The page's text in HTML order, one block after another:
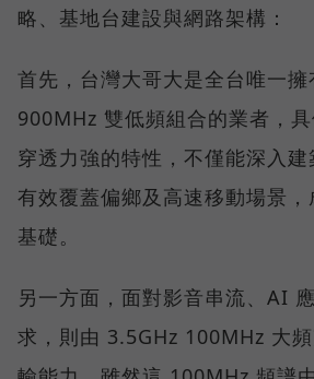
略、基地台建設與網路架構：
首先，台灣大哥大是全台唯一
900MHz 雙低頻組合的業者，具
穿透力強的特性，不僅能深入
有效覆蓋偏鄉及高速移動場景
基礎。
另一方面，面對影音串流、AI
求，則由 3.5GHz 100MHz 大